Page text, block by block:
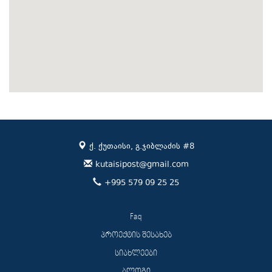
ქ. ქუთაისი, გ.ჯიბლაძის #8
kutaisipost@gmail.com
+995 579 09 25 25
Faq
პროექტის შესახებ
სიახლეები